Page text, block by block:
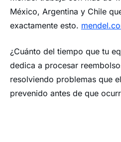
México, Argentina y Chile
exactamente esto.
¿Cuánto del tiempo que tu
dedica a procesar
resolviendo problemas que
prevenido antes de que